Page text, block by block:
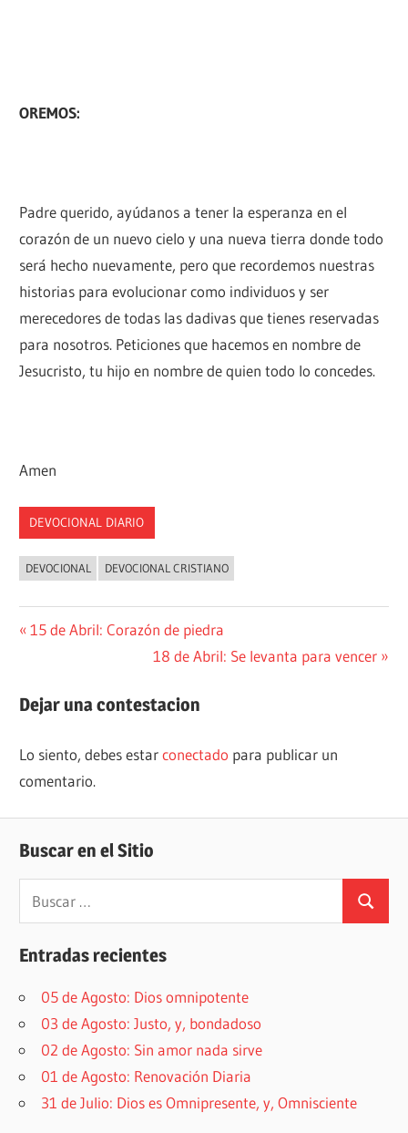
OREMOS:
Padre querido, ayúdanos a tener la esperanza en el
corazón de un nuevo cielo y una nueva tierra donde todo
será hecho nuevamente, pero que recordemos nuestras
historias para evolucionar como individuos y ser
merecedores de todas las dadivas que tienes reservadas
para nosotros. Peticiones que hacemos en nombre de
Jesucristo, tu hijo en nombre de quien todo lo concedes.
Amen
DEVOCIONAL DIARIO
DEVOCIONAL DEVOCIONAL CRISTIANO
Navegación
entradas
Entrada
15 de Abril: Corazón de piedra
Siguiente
18 de Abril: Se levanta para vencer
Dejar una contestacion
Lo siento, debes estarconectado para publicar un
comentario.
Buscar en el Sitio
Buscar:
Buscar
Entradas recientes
05 de Agosto: Dios omnipotente
03 de Agosto: Justo, y, bondadoso
02 de Agosto: Sin amor nada sirve
01 de Agosto: Renovación Diaria
31 de Julio: Dios es Omnipresente, y, Omnisciente